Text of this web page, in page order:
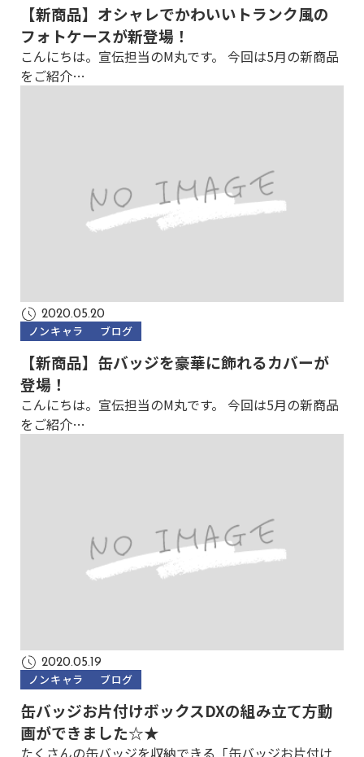
【新商品】オシャレでかわいいトランク風の
フォトケースが新登場！
こんにちは。宣伝担当のM丸です。 今回は5月の新商品
をご紹介…
2020.05.20
ノンキャラ ブログ
【新商品】缶バッジを豪華に飾れるカバーが
登場！
こんにちは。宣伝担当のM丸です。 今回は5月の新商品
をご紹介…
2020.05.19
ノンキャラ ブログ
缶バッジお片付けボックスDXの組み立て方動
画ができました☆★
たくさんの缶バッジを収納できる「缶バッジお片付け